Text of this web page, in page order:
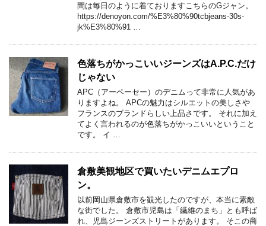
間は毎日のように着ておりますこちらのGジャン。
https://denoyon.com/%E3%80%90tcbjeans-30s-
jk%E3%80%91 …
色落ちがかっこいいジーンズはA.P.C.だけ
じゃない
APC（アーペーセー）のデニムって非常に人気があ
りますよね。 APCの魅力はシルエットの美しさや
フランスのブランドらしい上品さです。 それに加え
てよく言われるのが色落ちがかっこいいということ
です。 イ …
倉敷美観地区で買いたいデニムエプロ
ン。
以前岡山県倉敷市を観光したのですが、本当に素敵
な街でした。 倉敷市児島は「繊維のまち」とも呼ば
れ、児島ジーンズストリートがあります。 そこの商